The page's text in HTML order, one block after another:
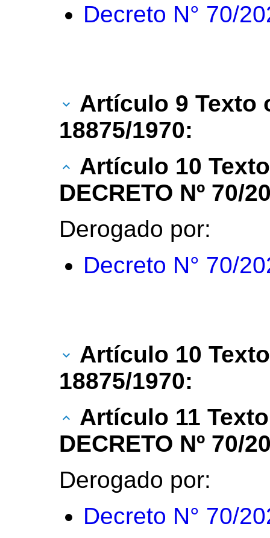
Decreto N° 70/
Artículo 9 Texto
18875/1970:
Artículo 10
DECRETO Nº 70/
Derogado por:
Decreto N° 70/
Artículo 10
18875/1970:
Artículo 11
DECRETO Nº 70/
Derogado por:
Decreto N° 70/